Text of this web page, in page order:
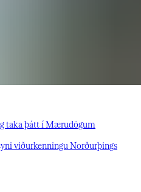
taka þátt í Mærudögum
viðurkenningu Norðurþings